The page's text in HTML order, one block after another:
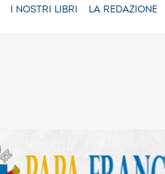
I NOSTRI LIBRI LA REDAZIONE